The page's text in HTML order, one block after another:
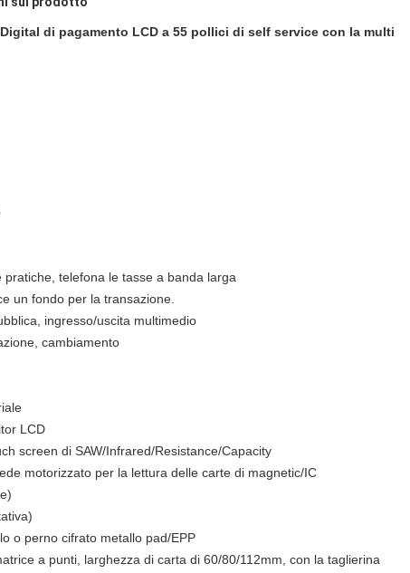
di pagamento LCD a 55 pollici di self service con la multi
telefona le tasse a banda larga
un fondo per la transazione.
ingresso/uscita multimedio
cambiamento
LCD
screen di SAW/Infrared/Resistance/Capacity
motorizzato per la lettura delle carte di magnetic/IC
o perno cifrato metallo pad/EPP
a punti, larghezza di carta di 60/80/112mm, con la taglierina